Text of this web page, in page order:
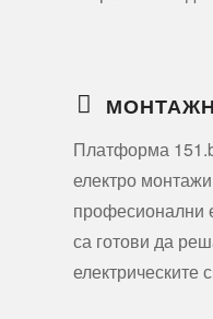
Платформа
електро
професионални
са готови да
електрическите